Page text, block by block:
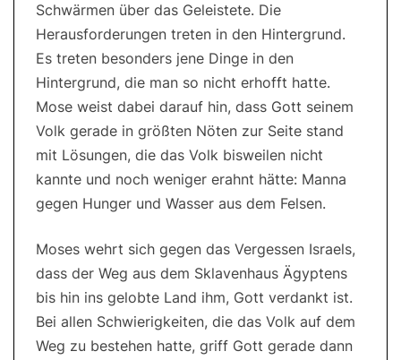
Schwärmen über das Geleistete. Die
Herausforderungen treten in den Hintergrund.
Es treten besonders jene Dinge in den
Hintergrund, die man so nicht erhofft hatte.
Mose weist dabei darauf hin, dass Gott seinem
Volk gerade in größten Nöten zur Seite stand
mit Lösungen, die das Volk bisweilen nicht
kannte und noch weniger erahnt hätte: Manna
gegen Hunger und Wasser aus dem Felsen.
Moses wehrt sich gegen das Vergessen Israels,
dass der Weg aus dem Sklavenhaus Ägyptens
bis hin ins gelobte Land ihm, Gott verdankt ist.
Bei allen Schwierigkeiten, die das Volk auf dem
Weg zu bestehen hatte, griff Gott gerade dann